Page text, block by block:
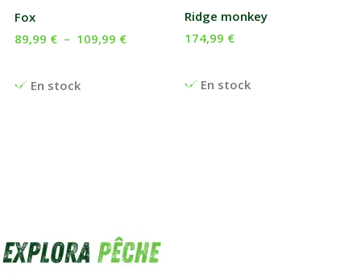
Fox
En stock
89,99 € – 109,99 €
Ridge monkey
En stock
174,99 €